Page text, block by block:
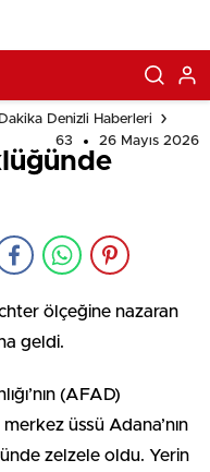
Denizli Haberleri
63
26 Mayıs 2026
ölçeğine nazaran
geldi.
(AFAD)
üssü Adana’nın
zelzele oldu. Yerin